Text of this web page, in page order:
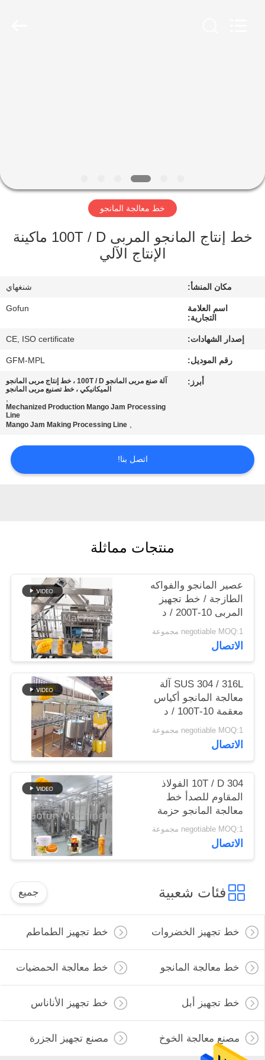
عرض
الافتراضي
جولة
اتصل
اطلب
اقتباس
خريطة
الموقع
سياسة
الخصوصية
خط معالجة المانجو
خط إنتاج المانجو المربى 100T / D ماكينة
الإنتاج الآلي
مكان المنشأ: شنغهاي
اسم العلامة
التجارية:
Gofun
إصدار الشهادات: CE, ISO certificate
رقم الموديل: GFM-MPL
أبرز:
آلة صنع مربى المانجو 100T / D ، خط إنتاج مربى المانجو
الميكانيكي ، خط تصنيع مربى المانجو
,
Mechanized Production Mango Jam Processing
Line
,
Mango Jam Making Processing Line
اتصل بنا!
منتجات مماثلة
عصير المانجو والفواكه
الطازجة / خط تجهيز
المربى 10-200T / د
negotiable MOQ:1 مجموعة
الاتصال
SUS 304 / 316L آلة
معالجة المانجو أكياس
معقمة 10-100T / د
negotiable MOQ:1 مجموعة
الاتصال
10T / D 304 الفولاذ
المقاوم للصدأ خط
معالجة المانجو حزمة
حقيبة معقمة
negotiable MOQ:1 مجموعة
الاتصال
فئات شعبية جميع
خط تجهيز الخضروات خط تجهيز الطماطم
خط معالجة المانجو خط معالجة الحمضيات
خط تجهيز أبل خط تجهيز الأناناس
مصنع معالجة الخوخ مصنع تجهيز الجزرة